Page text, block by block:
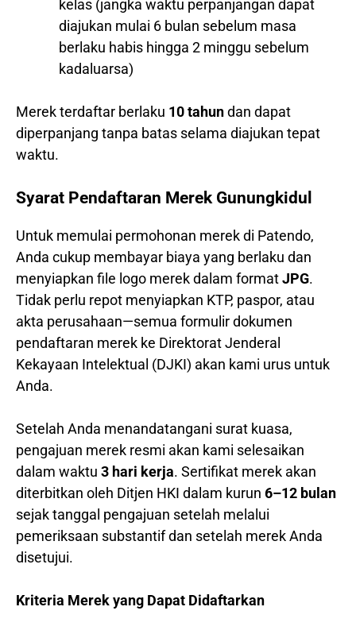
kelas (jangka waktu perpanjangan dapat
diajukan mulai 6 bulan sebelum masa
berlaku habis hingga 2 minggu sebelum
kadaluarsa)
Merek terdaftar berlaku 10 tahundan dapat
diperpanjang tanpa batas selama diajukan tepat
waktu.
Syarat Pendaftaran Merek Gunungkidul
Untuk memulai permohonan merek di Patendo,
Anda cukup membayar biaya yang berlaku dan
menyiapkan file logo merek dalam formatJPG.
Tidak perlu repot menyiapkan KTP, paspor, atau
akta perusahaan—semua formulir dokumen
pendaftaran merek ke Direktorat Jenderal
Kekayaan Intelektual (DJKI) akan kami urus untuk
Anda.
Setelah Anda menandatangani surat kuasa,
pengajuan merek resmi akan kami selesaikan
dalam waktu 3 hari kerja. Sertifikat merek akan
diterbitkan oleh Ditjen HKI dalam kurun 6–12 bulan
sejak tanggal pengajuan setelah melalui
pemeriksaan substantif dan setelah merek Anda
disetujui.
Kriteria Merek yang Dapat Didaftarkan